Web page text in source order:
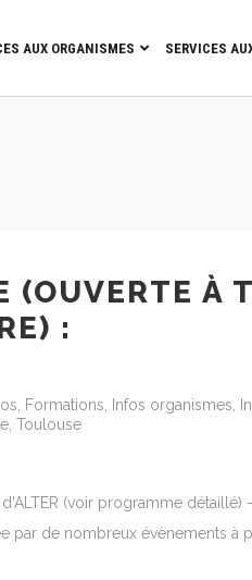
AUX ORGANISMES SERVICES
(OUVERTE À
:
Formations Infos organismes
Toulouse
(voir programme
par de nombreux évènements